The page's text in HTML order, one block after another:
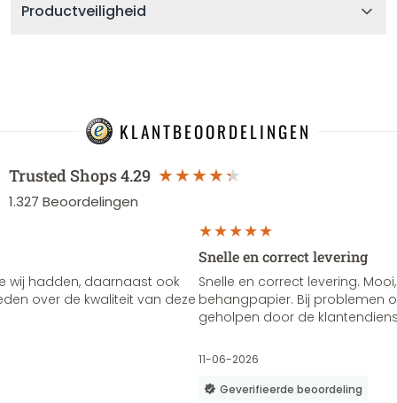
Productveiligheid
KLANTBEOORDELINGEN
Trusted Shops4.29
1.327 Beoordelingen
wij hadden, daarnaast ook
over de kwaliteit van deze
Snelle en correct levering
Snelle en correct levering.
behangpapier. Bij problemen
geholpen door de
11-06-2026
Geverifieerde beoordeling